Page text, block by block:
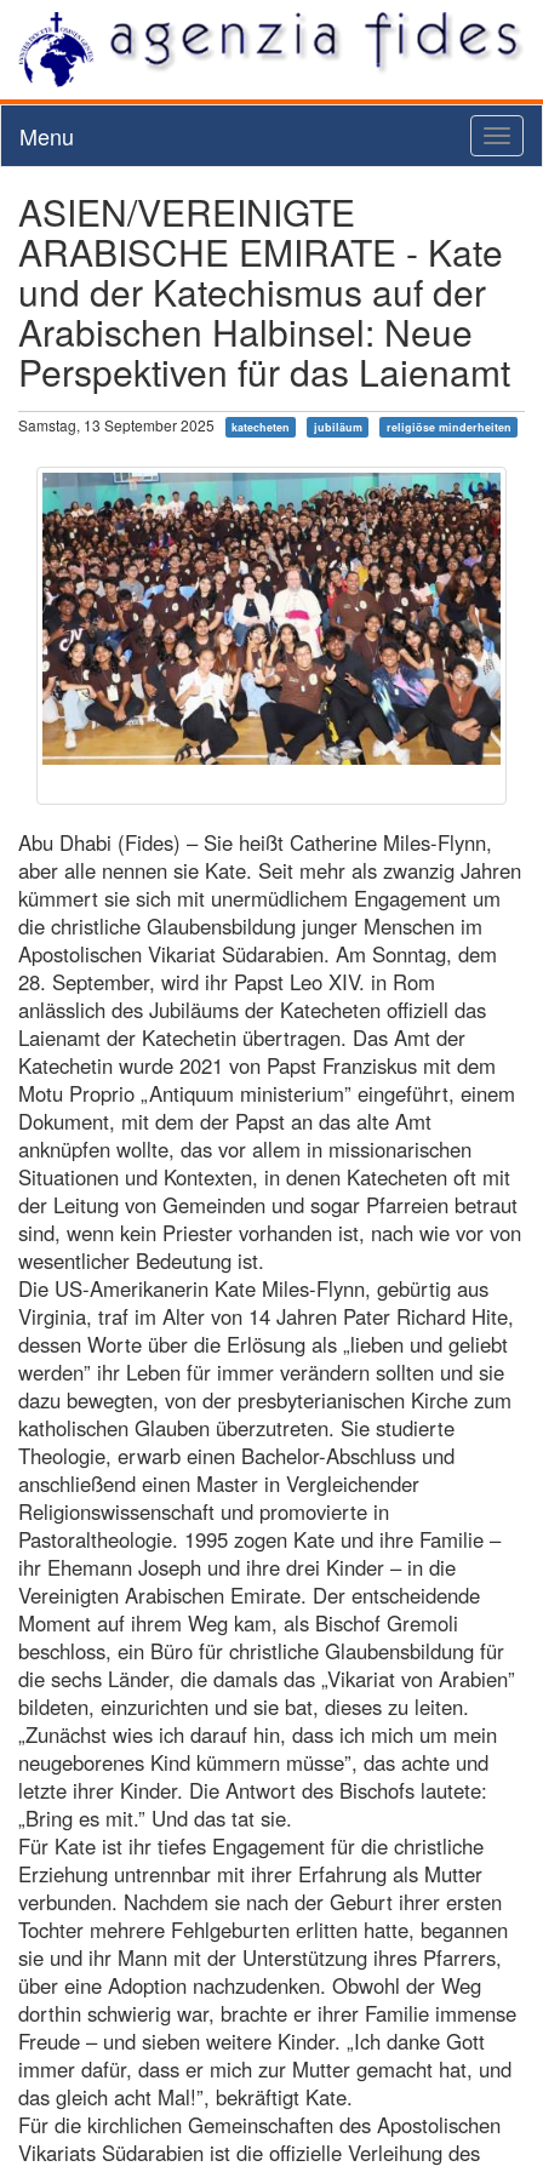
Menu
ASIEN/VEREINIGTE
ARABISCHE EMIRATE - Kate
und der Katechismus auf der
Arabischen Halbinsel: Neue
Perspektiven für das Laienamt
Samstag, 13 September 2025 katecheten jubiläum religiöse minderheiten
Abu Dhabi (Fides) – Sie heißt Catherine Miles-Flynn,
aber alle nennen sie Kate. Seit mehr als zwanzig Jahren
kümmert sie sich mit unermüdlichem Engagement um
die christliche Glaubensbildung junger Menschen im
Apostolischen Vikariat Südarabien. Am Sonntag, dem
28. September, wird ihr Papst Leo XIV. in Rom
anlässlich des Jubiläums der Katecheten offiziell das
Laienamt der Katechetin übertragen. Das Amt der
Katechetin wurde 2021 von Papst Franziskus mit dem
Motu Proprio „Antiquum ministerium” eingeführt, einem
Dokument, mit dem der Papst an das alte Amt
anknüpfen wollte, das vor allem in missionarischen
Situationen und Kontexten, in denen Katecheten oft mit
der Leitung von Gemeinden und sogar Pfarreien betraut
sind, wenn kein Priester vorhanden ist, nach wie vor von
wesentlicher Bedeutung ist.
Die US-Amerikanerin Kate Miles-Flynn, gebürtig aus
Virginia, traf im Alter von 14 Jahren Pater Richard Hite,
dessen Worte über die Erlösung als „lieben und geliebt
werden” ihr Leben für immer verändern sollten und sie
dazu bewegten, von der presbyterianischen Kirche zum
katholischen Glauben überzutreten. Sie studierte
Theologie, erwarb einen Bachelor-Abschluss und
anschließend einen Master in Vergleichender
Religionswissenschaft und promovierte in
Pastoraltheologie. 1995 zogen Kate und ihre Familie –
ihr Ehemann Joseph und ihre drei Kinder – in die
Vereinigten Arabischen Emirate. Der entscheidende
Moment auf ihrem Weg kam, als Bischof Gremoli
beschloss, ein Büro für christliche Glaubensbildung für
die sechs Länder, die damals das „Vikariat von Arabien”
bildeten, einzurichten und sie bat, dieses zu leiten.
„Zunächst wies ich darauf hin, dass ich mich um mein
neugeborenes Kind kümmern müsse”, das achte und
letzte ihrer Kinder. Die Antwort des Bischofs lautete:
„Bring es mit.” Und das tat sie.
Für Kate ist ihr tiefes Engagement für die christliche
Erziehung untrennbar mit ihrer Erfahrung als Mutter
verbunden. Nachdem sie nach der Geburt ihrer ersten
Tochter mehrere Fehlgeburten erlitten hatte, begannen
sie und ihr Mann mit der Unterstützung ihres Pfarrers,
über eine Adoption nachzudenken. Obwohl der Weg
dorthin schwierig war, brachte er ihrer Familie immense
Freude – und sieben weitere Kinder. „Ich danke Gott
immer dafür, dass er mich zur Mutter gemacht hat, und
das gleich acht Mal!”, bekräftigt Kate.
Für die kirchlichen Gemeinschaften des Apostolischen
Vikariats Südarabien ist die offizielle Verleihung des